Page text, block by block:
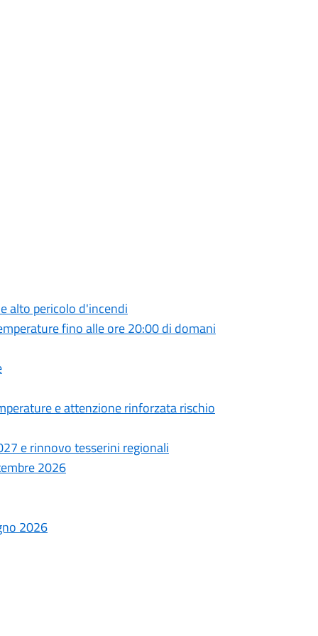
alto pericolo d'incendi
fino alle ore 20:00 di domani
e attenzione rinforzata rischio
e rinnovo tesserini regionali
2026
2026